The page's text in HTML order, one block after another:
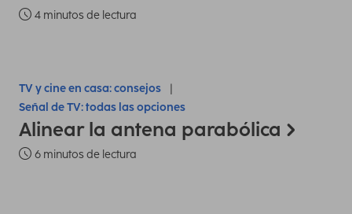
4 minutos de lectura
TV y cine en casa: consejos
Señal de TV: todas las opciones
Alinear la antena parabólica
6 minutos de lectura